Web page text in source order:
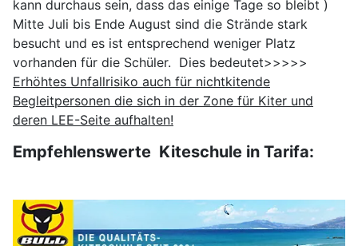
kann durchaus sein, dass das einige Tage so bleibt )
Mitte Juli bis Ende August sind die Strände stark
besucht und es ist entsprechend weniger Platz
vorhanden für die Schüler. Dies bedeutet>>>>>
Erhöhtes Unfallrisiko auch für nichtkitende
Begleitpersonen die sich in der Zone für Kiter und
deren LEE-Seite aufhalten!
Empfehlenswerte Kiteschule in Tarifa: